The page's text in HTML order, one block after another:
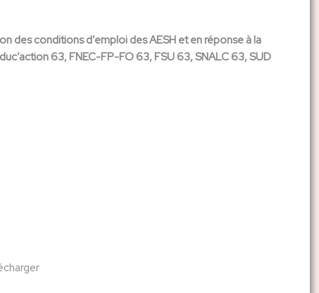
des conditions d’emploi des AESH et en réponse à la
63, FNEC-FP-FO 63, FSU 63, SNALC 63, SUD